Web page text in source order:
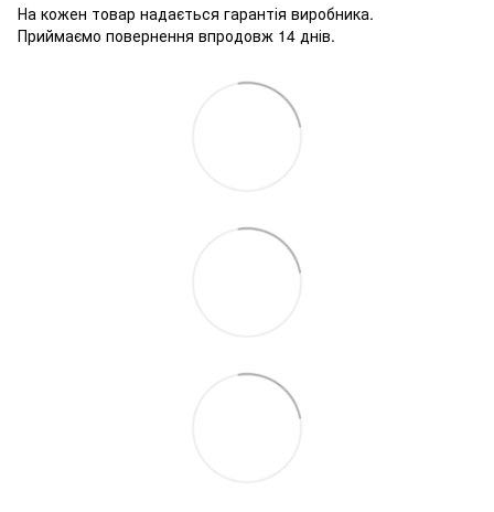
На кожен товар надається гарантія виробника.
Приймаємо повернення впродовж 14 днів.